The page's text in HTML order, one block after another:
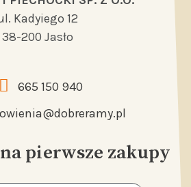
Kadyiego 12
38-200 Jasło
665 150 940
pierwsze zakupy